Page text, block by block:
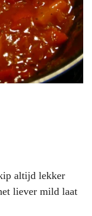
altijd lekker
liever mild laat